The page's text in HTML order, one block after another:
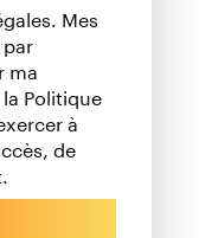
Mes
ma
Politique
à
de